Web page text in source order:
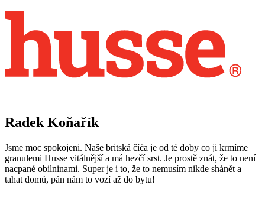
Radek Koňařík
Jsme moc spokojeni. Naše britská číča je od té doby co ji krmíme
granulemi Husse vitálnější a má hezčí srst. Je prostě znát, že to není
nacpané obilninami. Super je i to, že to nemusím nikde shánět a
tahat domů, pán nám to vozí až do bytu!